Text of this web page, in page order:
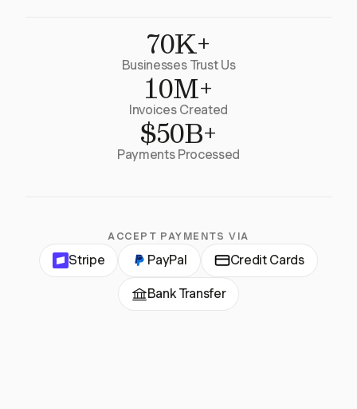
70K+
Businesses Trust Us
10M+
Invoices Created
$50B+
Payments Processed
ACCEPT PAYMENTS VIA
Stripe PayPal Credit Cards
Bank Transfer